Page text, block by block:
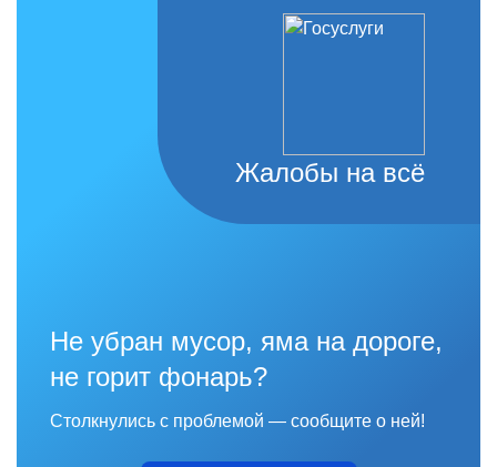
Жалобы на всё
Не убран мусор, яма на дороге,
не горит фонарь?
Столкнулись с проблемой — сообщите о ней!